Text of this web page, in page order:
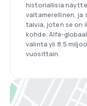
historiallisia
valtamerellinen, ja
talvia, joten se on
kohde. Alfa-
valinta yli 8,5
vuosittain.